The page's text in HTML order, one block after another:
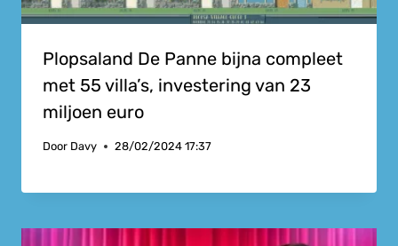
Plopsaland De Panne bijna compleet
met 55 villa’s, investering van 23
miljoen euro
Door Davy 28/02/2024 17:37